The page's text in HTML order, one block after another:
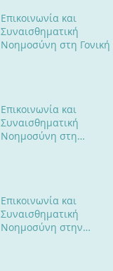
Επικοινωνία και
Συναισθηματική
Νοημοσύνη στη Γονική
Επικοινωνία και
Συναισθηματική
Νοημοσύνη στη
Επικοινωνία και
Συναισθηματική
Νοημοσύνη στην